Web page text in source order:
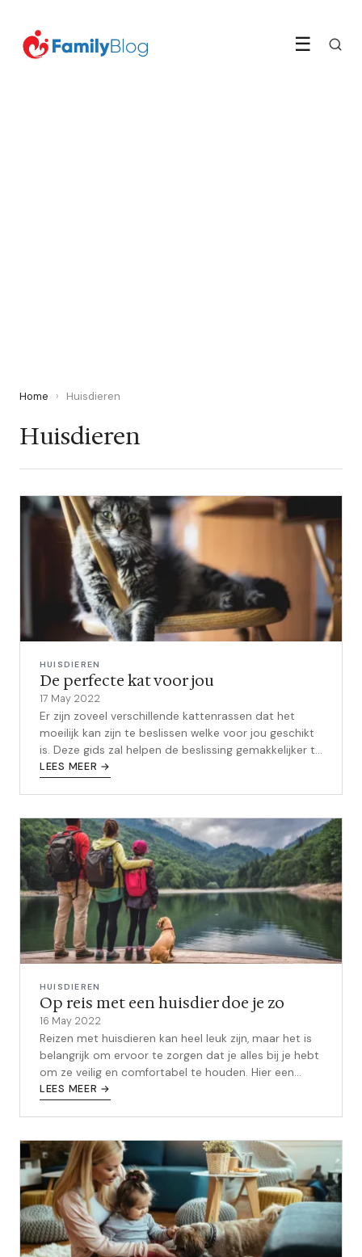
☰
Home › Huisdieren
Huisdieren
HUISDIEREN
De perfecte kat voor jou
17 May 2022
Er zijn zoveel verschillende kattenrassen dat het
moeilijk kan zijn te beslissen welke voor jou geschikt
is. Deze gids zal helpen de beslissing gemakkelijker te
maken door de zeven...
LEES MEER →
HUISDIEREN
Op reis met een huisdier doe je zo
16 May 2022
Reizen met huisdieren kan heel leuk zijn, maar het is
belangrijk om ervoor te zorgen dat je alles bij je hebt
om ze veilig en comfortabel te houden. Hier een
aantal belangrijke ...
LEES MEER →